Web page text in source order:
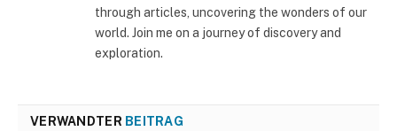
through articles, uncovering the wonders of our
world. Join me on a journey of discovery and
exploration.
VERWANDTER BEITRAG